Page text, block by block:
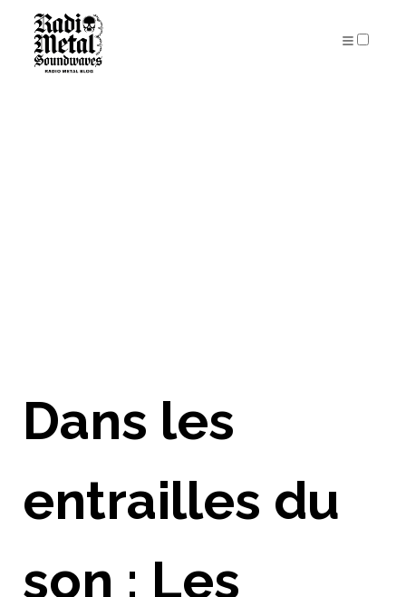
Dans les
entrailles du
son : Les